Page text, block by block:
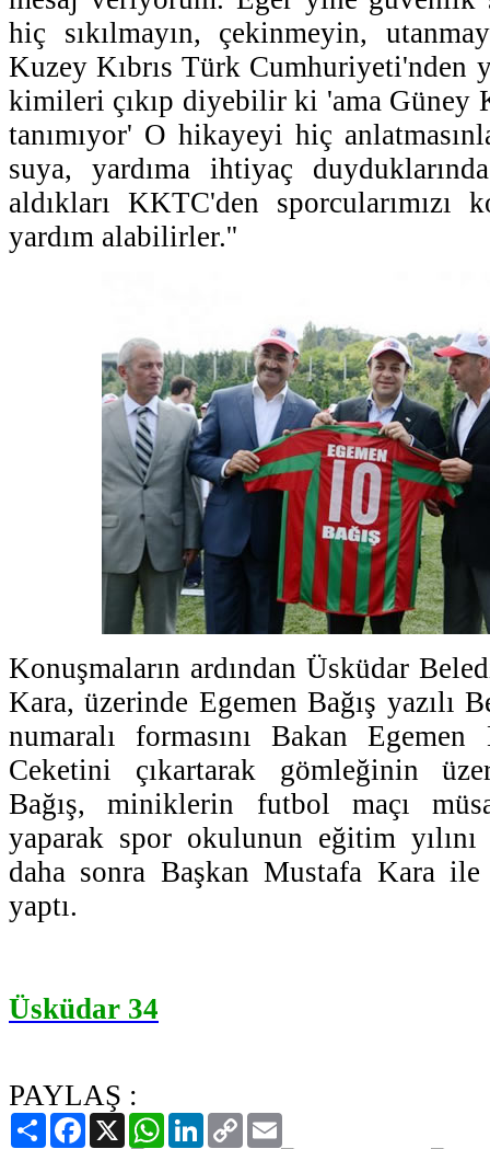
hiç sıkılmayın, çekinmeyin,
Kuzey Kıbrıs Türk Cumhuriyeti'nden
kimileri çıkıp diyebilir ki 'ama Güney
tanımıyor' O hikayeyi hiç
suya, yardıma ihtiyaç
aldıkları KKTC'den sporcularımızı
yardım alabilirler.''
Konuşmaların ardından Üsküdar
Kara, üzerinde Egemen Bağış yazılı
numaralı formasını Bakan
Ceketini çıkartarak gömleğinin
Bağış, miniklerin futbol maçı
yaparak spor okulunun eğitim yılını
daha sonra Başkan Mustafa Kara ile
yaptı.
Üsküdar 34
PAYLAŞ :
PaylaşFacebook
X WhatsAppLinkedIn
Copy
Link